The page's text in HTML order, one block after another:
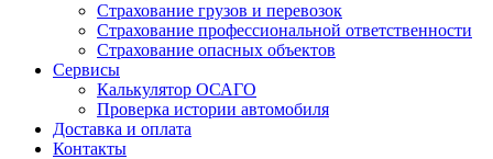
Страхование грузов и перевозок
Страхование профессиональной ответственности
Страхование опасных объектов
Сервисы
Калькулятор ОСАГО
Проверка истории автомобиля
Доставка и оплата
Контакты